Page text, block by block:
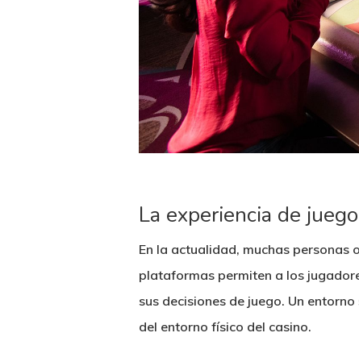
La experiencia de
En la actualidad, muchas personas
plataformas permiten a los
sus decisiones de juego. Un
del entorno físico del casino.